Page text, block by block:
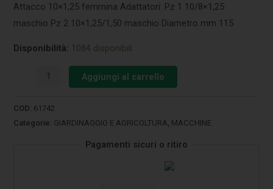
Attacco 10×1,25 femmina Adattatori: Pz 1 10/8×1,25
maschio Pz 2 10×1,25/1,50 maschio Diametro mm 115
Disponibilità: 1084 disponibili
Aggiungi al carrello
COD: 61742
Categorie: GIARDINAGGIO E AGRICOLTURA MACCHINE
Pagamenti sicuri o ritiro